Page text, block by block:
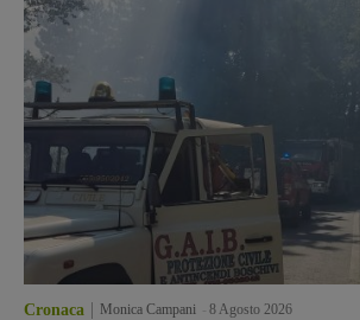
Cronaca Monica Campani 8 Agosto 2026